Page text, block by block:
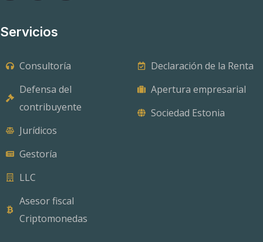
Servicios
Consultoría
Defensa del
contribuyente
Jurídicos
Gestoría
LLC
Asesor fiscal
Criptomonedas
Declaración de la Renta
Apertura empresarial
Sociedad Estonia